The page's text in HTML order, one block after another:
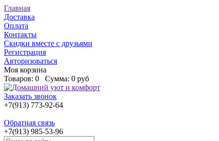
Главная
Доставка
Оплата
Контакты
Скидки вместе с друзьями
Регистрация
Авторизоваться
Моя корзина
Товаров: 0 Сумма: 0 руб
Заказать звонок
+7(913) 773-92-64
Обратная связь
+7(913) 985-53-96